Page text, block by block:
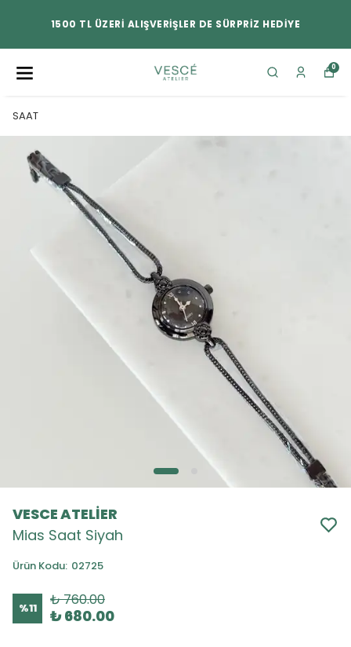
1500 TL ÜZERİ ALIŞVERİŞLER DE SÜRPRİZ HEDİYE
0
SAAT
VESCE ATELİER
Mias Saat Siyah
Ürün Kodu: 02725
%11 ₺ 760.00
₺ 680.00